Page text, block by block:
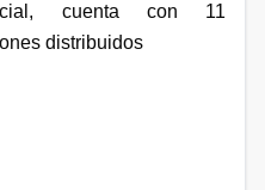
cuenta con 11
distribuidos